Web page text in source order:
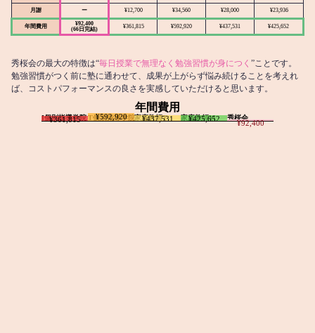
月謝 ー ¥12,700 ¥34,560 ¥28,000 ¥23,936
年間費用
¥92,400
(66日完結)
¥361,815 ¥592,920 ¥437,531 ¥425,652
秀桜会の最大の特徴は“毎日授業で無理なく勉強習慣が身につく ”ことです。
勉強習慣がつく前に塾に通わせて、成果が上がらず悩み続けることを考えれ
ば、コストパフォーマンスの良さを実感していただけると思います。
年間費用
I個別指導学院
¥361,815 T個別指導学院
¥592,920 家庭教師T
¥437,531 家庭教師M
¥425,652 秀桜会
¥92,400